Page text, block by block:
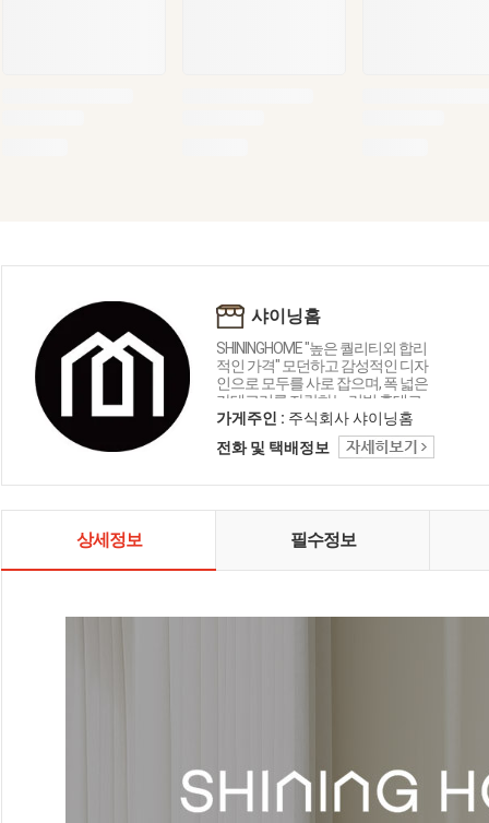
샤이닝홈
SHININGHOME "높은 퀄리티외 합리
적인 가격" 모던하고 감성적인 디자
인으로 모두를 사로 잡으며, 폭 넓은
카테고리를 자랑하는 리빙 홈데코
인테리어 샤이닝홈입니다.
가게주인 : 주식회사 샤이닝홈
전화 및 택배정보
상세정보 필수정보